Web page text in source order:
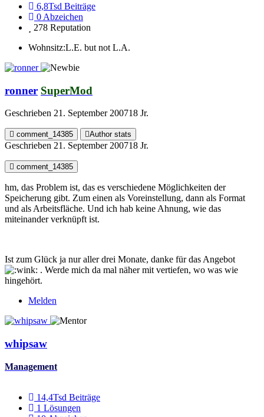
6,8Tsd Beiträge
0 Abzeichen
278 Reputation
Wohnsitz:L.E. but not L.A.
ronner SuperMod
Geschrieben 21. September 200718 Jr.
comment_14385 Author stats
Geschrieben 21. September 200718 Jr.
comment_14385
hm, das Problem ist, das es verschiedene Möglichkeiten der
Speicherung gibt. Zum einen als Voreinstellung, dann als Format
und als Arbeitsfläche. Und ich hab keine Ahnung, wie das
miteinander verknüpft ist.
Ist zum Glück ja nur aller drei Monate, danke für das Angebot
. Werde mich da mal näher mit vertiefen, wo was wie
hingehört.
Melden
whipsaw
Management
14,4Tsd Beiträge
1 Lösungen